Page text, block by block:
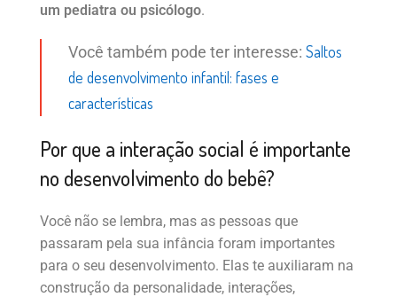
um pediatra ou psicólogo.
Você também pode ter interesse: Saltos
de desenvolvimento infantil: fases e
características
Por que a interação social é importante
no desenvolvimento do bebê?
Você não se lembra, mas as pessoas que
passaram pela sua infância foram importantes
para o seu desenvolvimento. Elas te auxiliaram na
construção da personalidade, interações,